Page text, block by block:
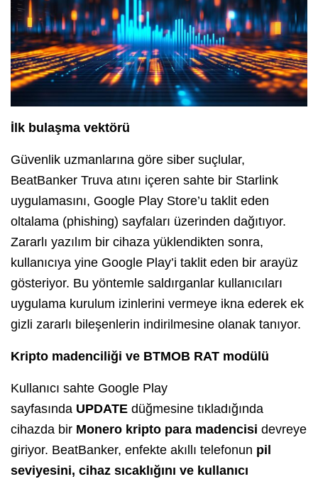
İlk bulaşma vektörü
Güvenlik uzmanlarına göre siber suçlular,
BeatBanker Truva atını içeren sahte bir Starlink
uygulamasını, Google Play Store’u taklit eden
oltalama (phishing) sayfaları üzerinden dağıtıyor.
Zararlı yazılım bir cihaza yüklendikten sonra,
kullanıcıya yine Google Play’i taklit eden bir arayüz
gösteriyor. Bu yöntemle saldırganlar kullanıcıları
uygulama kurulum izinlerini vermeye ikna ederek ek
gizli zararlı bileşenlerin indirilmesine olanak tanıyor.
Kripto madenciliği ve BTMOB RAT modülü
Kullanıcı sahte Google Play
sayfasında UPDATE düğmesine tıkladığında
cihazda bir Monero kripto para madencisi devreye
giriyor. BeatBanker, enfekte akıllı telefonun pil
seviyesini, cihaz sıcaklığını ve kullanıcı